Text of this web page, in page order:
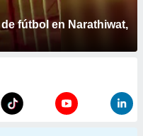
fútbol en Narathiwat,